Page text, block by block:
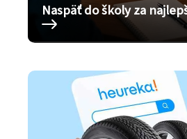
Naspäť do školy za